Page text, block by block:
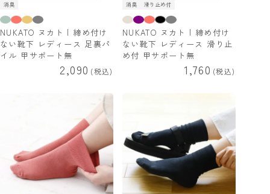
消臭
NUKATO ヌカト | 締め付け
ない靴下 レディース 足裏パ
イル 甲サポート無
2,090 税込
消臭
滑り止め付
NUKATO ヌカト | 締め付け
ない靴下 レディース 滑り止
め付 甲サポート無
1,760 税込